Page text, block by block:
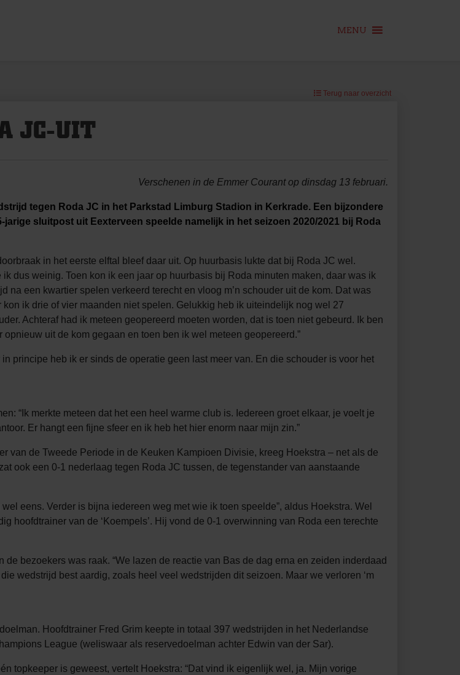
MENU
Terug naar overzicht
JC-UIT
Verschenen in de Emmer Courant op dinsdag 13 februari.
tegen Roda JC in het Parkstad Limburg Stadion in Kerkrade. Een bijzondere
sluitpost uit Eexterveen speelde namelijk in het seizoen 2020/2021 bij Roda
in het eerste elftal bleef daar uit. Op huurbasis lukte dat bij Roda JC wel.
dus weinig. Toen kon ik een jaar op huurbasis bij Roda minuten maken, daar was ik
een kwartier spelen verkeerd terecht en vloog m’n schouder uit de kom. Dat was
ik drie of vier maanden niet spelen. Gelukkig heb ik uiteindelijk nog wel 27
Achteraf had ik meteen geopereerd moeten worden, dat is toen niet gebeurd. Ik ben
uit de kom gegaan en toen ben ik wel meteen geopereerd.”
principe heb ik er sinds de operatie geen last meer van. En die schouder is voor het
“Ik merkte meteen dat het een heel warme club is. Iedereen groet elkaar, je voelt je
Er hangt een fijne sfeer en ik heb het hier enorm naar mijn zin.”
van de Tweede Periode in de Keuken Kampioen Divisie, kreeg Hoekstra – net als de
ook een 0-1 nederlaag tegen Roda JC tussen, de tegenstander van aanstaande
eens. Verder is bijna iedereen weg met wie ik toen speelde”, aldus Hoekstra. Wel
hoofdtrainer van de ‘Koempels’. Hij vond de 0-1 overwinning van Roda een terechte
bezoekers was raak. “We lazen de reactie van Bas de dag erna en zeiden inderdaad
wedstrijd best aardig, zoals heel veel wedstrijden dit seizoen. Maar we verloren ‘m
Hoofdtrainer Fred Grim keepte in totaal 397 wedstrijden in het Nederlandse
League (weliswaar als reservedoelman achter Edwin van der Sar).
topkeeper is geweest, vertelt Hoekstra: “Dat vind ik eigenlijk wel, ja. Mijn vorige